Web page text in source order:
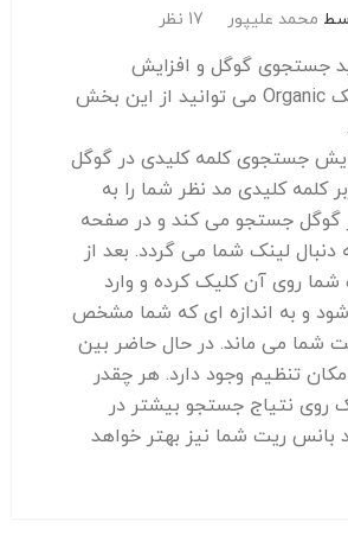
محمد علیپور 17 نظر
جستجوی گوگل و افزایش
جستجوی ارگانیک Organic می توانید از این بخش
جستجوی کلمه کلیدی در گوگل
کلمه کلیدی مد نظر شما را به
جستجو می کند و در صفحه
لینک شما می گردد. بعد از
شما روی آن کلیک کرده و وارد
و به اندازه ای که شما مشخص
شما می ماند. در حال حاضر بین
ثانیه امکان تنظیم وجود دارد. هر چقدر
روی نتیاج جستجو بیشتر در
بانس ریت شما نیز بهتر خواهد